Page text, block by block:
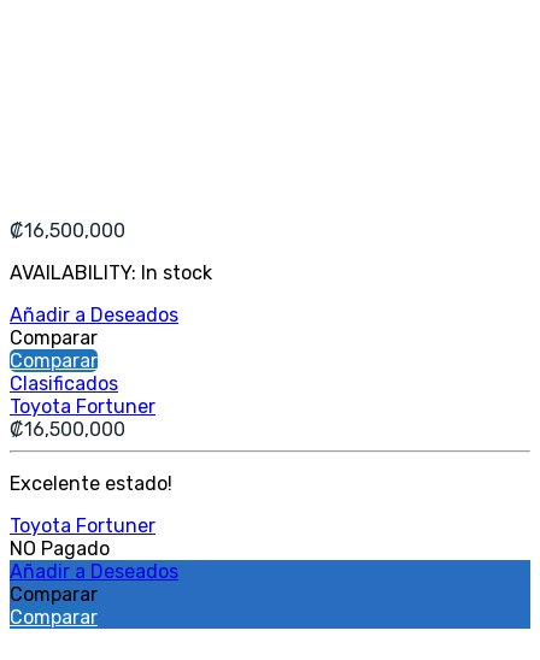
₡16,500,000
AVAILABILITY: In stock
Añadir a Deseados
Comparar
Comparar
Clasificados
Toyota Fortuner
₡16,500,000
Excelente estado!
Toyota Fortuner
NO Pagado
Añadir a Deseados
Comparar
Comparar